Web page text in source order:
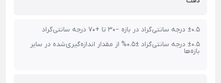
±0.5 درجه سانتی‌گراد در بازه −30 تا +70 درجه سانتی‌گراد
±0.5 درجه سانتی‌گراد ±0.5% از مقدار اندازه‌گیری‌شده در سایر
بازه‌ها